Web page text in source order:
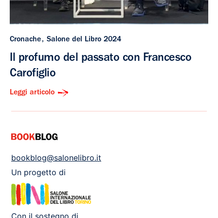
Cronache Salone del Libro 2024
Il profumo del passato con Francesco
Carofiglio
Leggi articolo
bookblog@salonelibro.it
Un progetto di